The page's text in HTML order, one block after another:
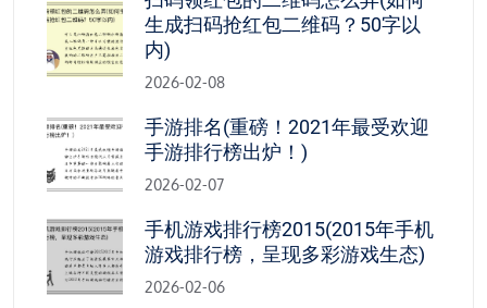
生成扫码抢红包二维码？50字以
内)
2026-02-08
手游排名(重磅！2021年最受欢迎
手游排行榜出炉！)
2026-02-07
手机游戏排行榜2015(2015年手机
游戏排行榜，呈现多彩游戏生态)
2026-02-06